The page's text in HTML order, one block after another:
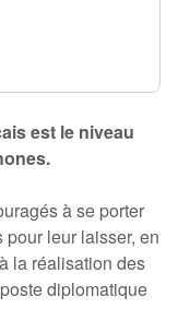
est le niveau
à se porter
leur laisser, en
la réalisation des
diplomatique